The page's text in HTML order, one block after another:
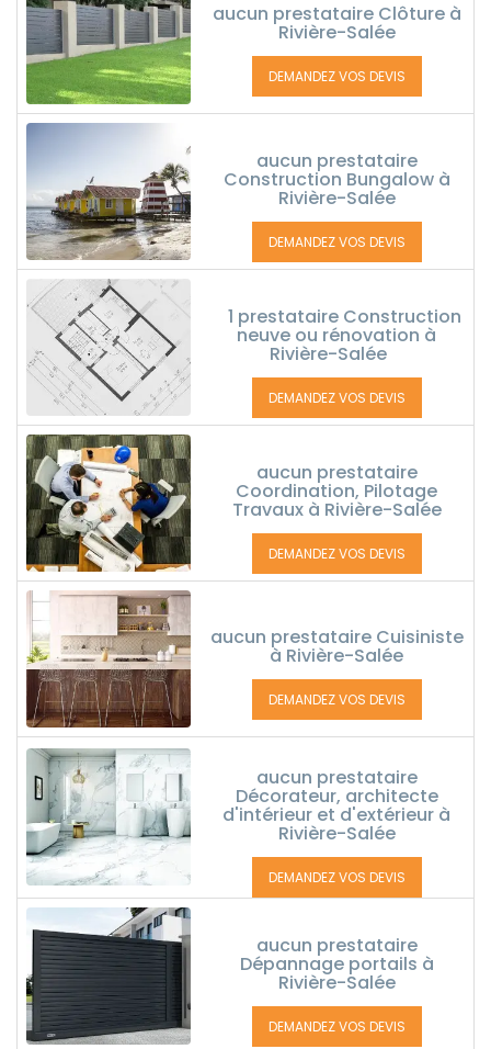
aucun prestataire Clôture à
Rivière-Salée
DEMANDEZ VOS DEVIS
aucun prestataire
Construction Bungalow à
Rivière-Salée
DEMANDEZ VOS DEVIS
1 prestataire Construction
neuve ou rénovation à
Rivière-Salée
DEMANDEZ VOS DEVIS
aucun prestataire
Coordination, Pilotage
Travaux à Rivière-Salée
DEMANDEZ VOS DEVIS
aucun prestataire Cuisiniste
à Rivière-Salée
DEMANDEZ VOS DEVIS
aucun prestataire
Décorateur, architecte
d'intérieur et d'extérieur à
Rivière-Salée
DEMANDEZ VOS DEVIS
aucun prestataire
Dépannage portails à
Rivière-Salée
DEMANDEZ VOS DEVIS